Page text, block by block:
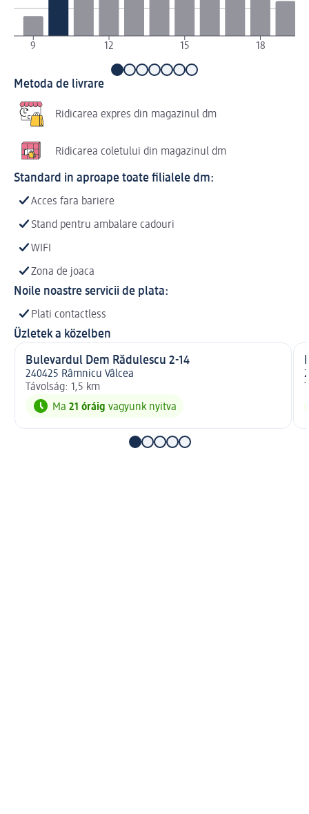
9 12 15 18
Metoda de livrare
Ridicarea expres din magazinul dm
Ridicarea coletului din magazinul dm
Standard in aproape toate filialele dm:
Acces fara bariere
Stand pentru ambalare cadouri
WIFI
Zona de joaca
Noile noastre servicii de plata:
Plati contactless
Üzletek a közelben
Bulevardul Dem Rădulescu 2-14
240425 Râmnicu Vâlcea
Távolság: 1,5 km
Ma 21 óráig vagyunk nyitva